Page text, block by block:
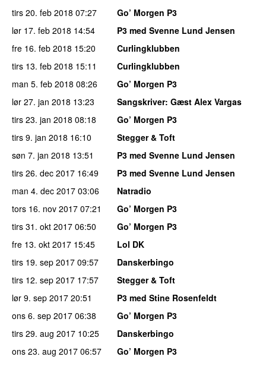
tirs 20. feb 2018 07:27
Go’ Morgen P3
lør 17. feb 2018 14:54
P3 med Svenne Lund Jensen
fre 16. feb 2018 15:20
Curlingklubben
tirs 13. feb 2018 15:11
Curlingklubben
man 5. feb 2018 08:26
Go’ Morgen P3
lør 27. jan 2018 13:23 Sangskriver: Gæst Alex Vargas
tirs 23. jan 2018 08:18
Go’ Morgen P3
tirs 9. jan 2018 16:10
Stegger & Toft
søn 7. jan 2018 13:51
P3 med Svenne Lund Jensen
tirs 26. dec 2017 16:49
P3 med Svenne Lund Jensen
man 4. dec 2017 03:06
Natradio
tors 16. nov 2017 07:21
Go’ Morgen P3
tirs 31. okt 2017 06:50
Go’ Morgen P3
fre 13. okt 2017 15:45
Lol DK
tirs 19. sep 2017 09:57
Danskerbingo
tirs 12. sep 2017 17:57
Stegger & Toft
lør 9. sep 2017 20:51
P3 med Stine Rosenfeldt
ons 6. sep 2017 06:38
Go’ Morgen P3
tirs 29. aug 2017 10:25
Danskerbingo
ons 23. aug 2017 06:57
Go’ Morgen P3